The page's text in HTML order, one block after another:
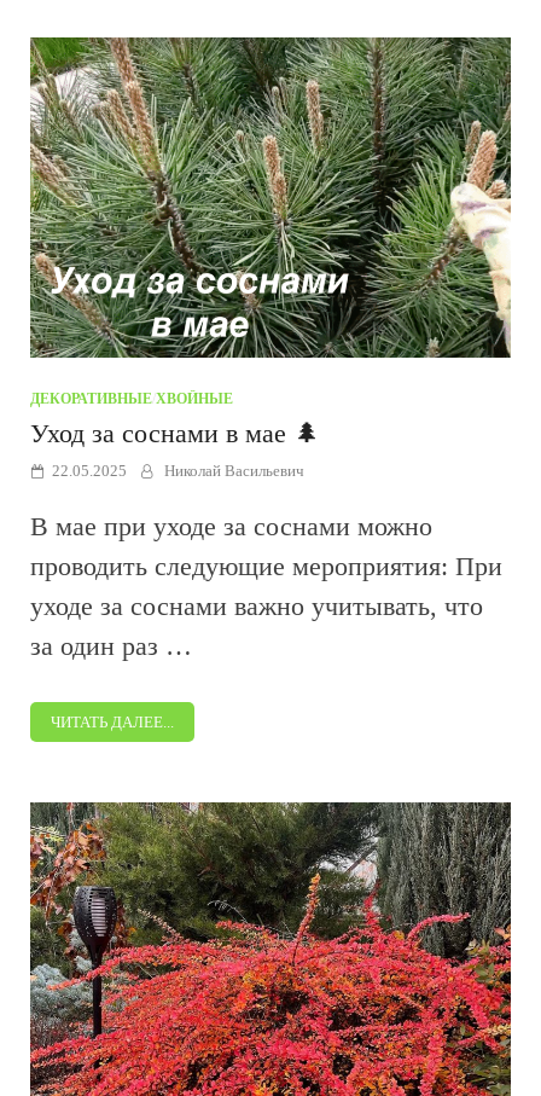
ДЕКОРАТИВНЫЕ ХВОЙНЫЕ
Уход за соснами в мае 🌲
22.05.2025 Николай Васильевич
В мае при уходе за соснами можно
проводить следующие мероприятия: При
уходе за соснами важно учитывать, что
за один раз …
ЧИТАТЬ ДАЛЕЕ...